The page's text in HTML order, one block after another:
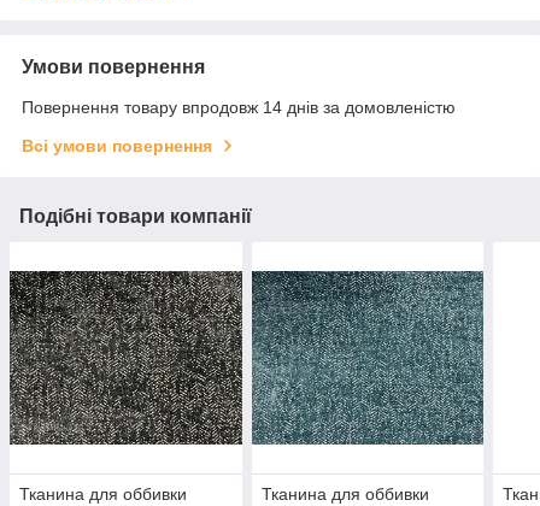
Умови повернення
Повернення товару впродовж 14 днів за домовленістю
Всі умови повернення
Подібні товари компанії
Тканина для оббивки
Тканина для оббивки